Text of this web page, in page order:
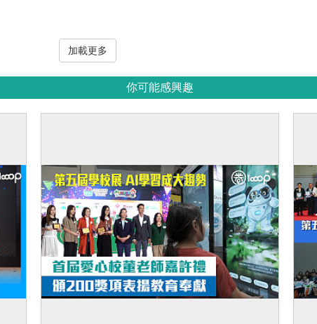
加載更多
你可能感興趣